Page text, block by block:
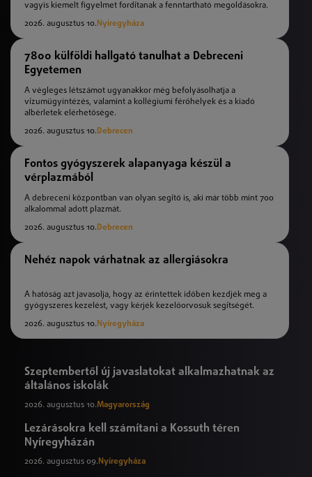
vagyis kiemelt figyelmet fordítanak a fenntartható megoldásokra.
2026. augusztus 10. Nyíregyháza
7800 külföldi hallgató tanulhat a Debreceni
Egyetemen
A végleges létszámot ugyanakkor még befolyásolhatja a
vízumügyintézés, valamint a kollégiumi férőhelyek és a kiadó
albérletek elérhetősége.
2026. augusztus 10.Debrecen
Fontos gyógyszerek alapanyaga készül a
vérplazmából
A debreceni központban van olyan segítő is, aki már több mint 700
alkalommal adott plazmát.
2026. augusztus 10.Debrecen
Nehéz napok várhatnak az allergiásokra
A hatóság azt javasolja, hogy az érintettek időben kezdjék meg a
gyógyszeres kezelést, vagy kérjék kezelőorvosuk segítségét.
2026. augusztus 10. Nyíregyháza
Szeptembertől új javaslatokat alkalmazhatnak az
általános iskolák
2026. augusztus 10.Magyarország
Lezárásokra kell számítani a Kossuth téren
Nyíregyházán
2026. augusztus 09. Nyíregyháza